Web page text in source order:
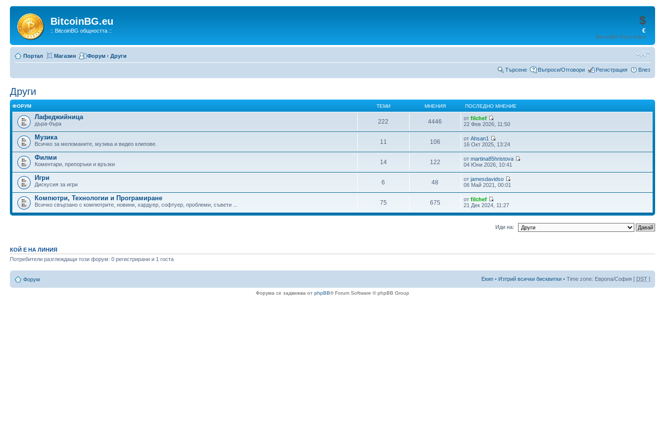
BitcoinBG.eu
:: BitcoinBG общността ::
$
€
BitcoinBG Price Index
Портал Магазин Форум ‹ Други
Търсене Въпроси/Отговори Регистрация Влез
Други
ФОРУМ ТЕМИ МНЕНИЯ ПОСЛЕДНО МНЕНИЕ
Лафеджийница
дъра-бъра 222 4446 отfilchef
22 Фев 2026, 11:50
Музика
Всичко за меломаните, музика и видео клипове. 11 106 отAhsan1
16 Окт 2025, 13:24
Филми
Коментари, препоръки и връзки 14 122 отmartina85hristova
04 Юни 2026, 10:41
Игри
Дискусия за игри 6 48 отjamesdavidso
06 Май 2021, 00:01
Компютри, Технологии и Програмиране
Всичко свързано с компютрите, новини, хардуер, софтуер, проблеми, съвети ... 75 675 отfilchef
21 Дек 2024, 11:27
Иди на:
КОЙ Е НА ЛИНИЯ
Потребители разглеждащи този форум: 0 регистрирани и 1 госта
Форум Екип • Изтрий всички бисквитки • Time zone: Европа/София [ DST ]
Форума се задвижва от phpBB® Forum Software © phpBB Group